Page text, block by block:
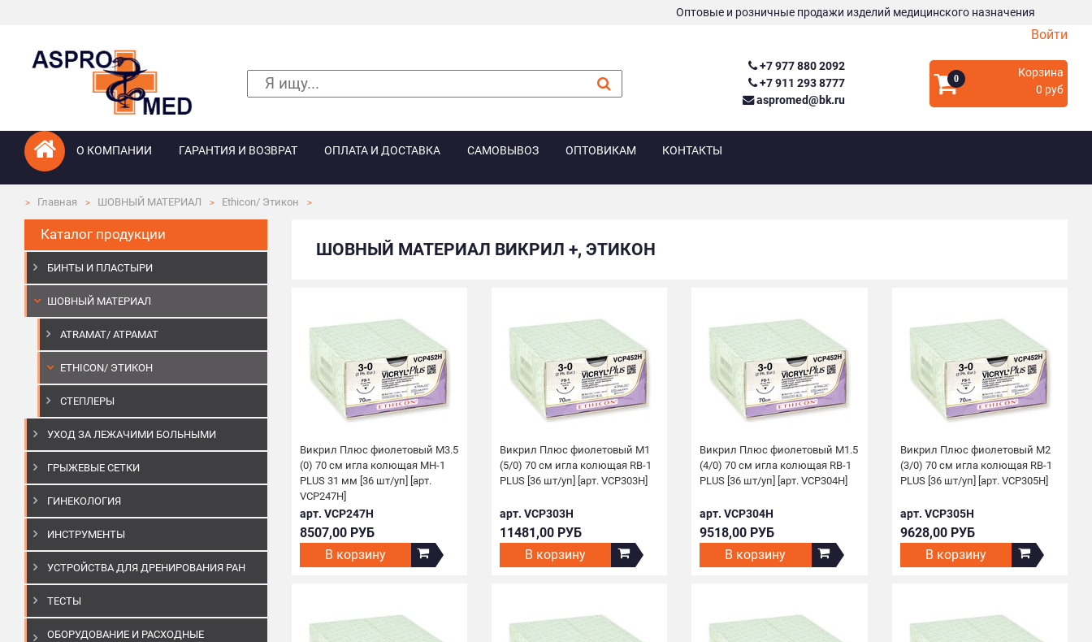
Оптовые и розничные продажи изделий медицинского назначения
Войти
+7 977 880 2092
+7 911 293 8777
aspromed@bk.ru
0
Корзина
0 руб
О КОМПАНИИ ГАРАНТИЯ И ВОЗВРАТ ОПЛАТА И ДОСТАВКА САМОВЫВОЗ ОПТОВИКАМ КОНТАКТЫ
Главная ШОВНЫЙ МАТЕРИАЛ Ethicon/ Этикон
Каталог продукции
БИНТЫ И ПЛАСТЫРИ
ШОВНЫЙ МАТЕРИАЛ
ATRAMAT/ АТРАМАТ
ETHICON/ ЭТИКОН
СТЕПЛЕРЫ
УХОД ЗА ЛЕЖАЧИМИ БОЛЬНЫМИ
ГРЫЖЕВЫЕ СЕТКИ
ГИНЕКОЛОГИЯ
ИНСТРУМЕНТЫ
УСТРОЙСТВА ДЛЯ ДРЕНИРОВАНИЯ РАН
ТЕСТЫ
ОБОРУДОВАНИЕ И РАСХОДНЫЕ
ШОВНЫЙ МАТЕРИАЛ ВИКРИЛ +, ЭТИКОН
Викрил Плюс фиолетовый М3.5
(0) 70 см игла колющая МН-1
PLUS 31 мм [36 шт/уп] [арт.
VCP247H]
арт. VCP247H
8507,00 РУБ
В корзину
Викрил Плюс фиолетовый М1
(5/0) 70 см игла колющая RB-1
PLUS [36 шт/уп] [арт. VCP303H]
арт. VCP303H
11481,00 РУБ
В корзину
Викрил Плюс фиолетовый М1.5
(4/0) 70 см игла колющая RB-1
PLUS [36 шт/уп] [арт. VCP304H]
арт. VCP304H
9518,00 РУБ
В корзину
Викрил Плюс фиолетовый М2
(3/0) 70 см игла колющая RB-1
PLUS [36 шт/уп] [арт. VCP305H]
арт. VCP305H
9628,00 РУБ
В корзину